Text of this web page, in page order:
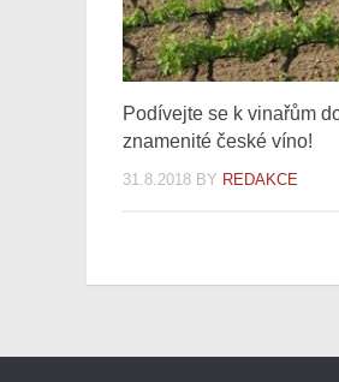
Podívejte se k vinařům
znamenité české víno!
31.8.2018 BY REDAKCE